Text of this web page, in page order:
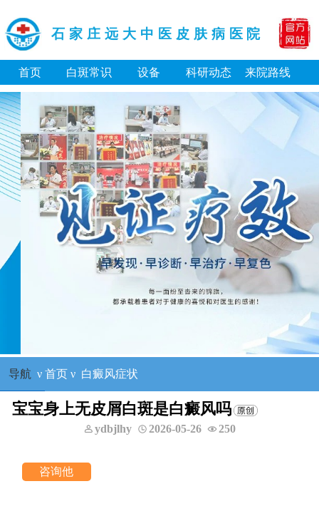
石家庄远大中医皮肤病医院
首页 白斑常识 设备 科研动态 来院路线
导航 ν 首页ν 白癜风症状
宝宝身上无皮屑白斑是白癜风吗
ydbjlhy 2026-05-26 250